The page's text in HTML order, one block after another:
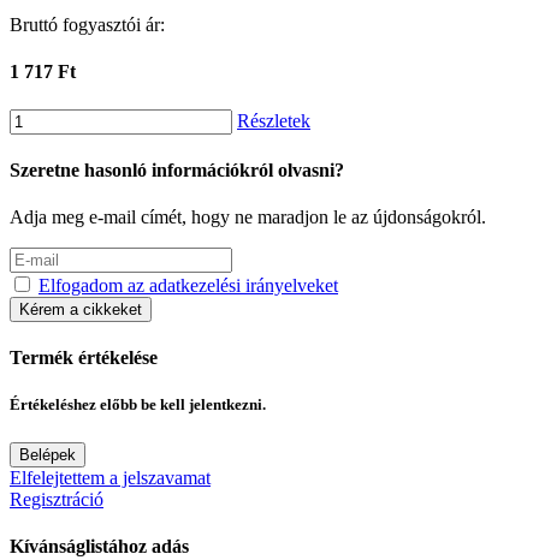
Bruttó fogyasztói ár:
1 717 Ft
Részletek
Szeretne hasonló információkról olvasni?
Adja meg e-mail címét, hogy ne maradjon le az újdonságokról.
Elfogadom az adatkezelési irányelveket
Kérem a cikkeket
Termék értékelése
Értékeléshez előbb be kell jelentkezni.
Belépek
Elfelejtettem a jelszavamat
Regisztráció
Kívánságlistához adás